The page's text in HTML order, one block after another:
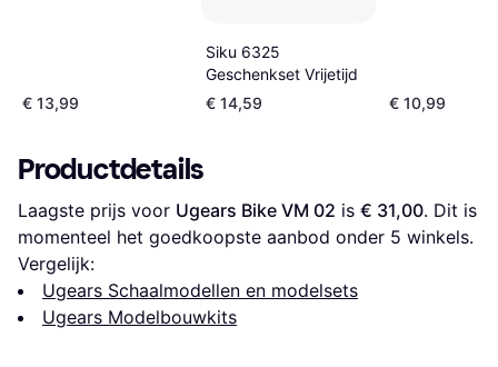
€ 13,99
Siku 6325
Geschenkset Vrijetijd
€ 14,59
€ 10,99
Productdetails
Laagste prijs voor Ugears Bike VM 02 is € 31,00. Dit is
momenteel het goedkoopste aanbod onder 5 winkels.
Vergelijk:
Ugears Schaalmodellen en modelsets
Ugears Modelbouwkits